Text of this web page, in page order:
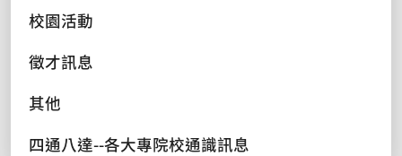
校園活動
徵才訊息
其他
四通八達--各大專院校通識訊息